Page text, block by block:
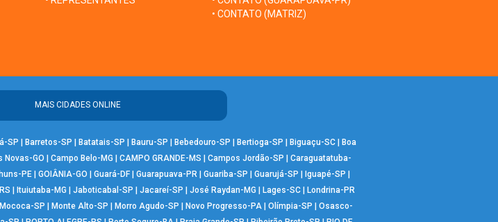
• CONTATO (MATRIZ)
MAIS CIDADES ONLINE
SP | Barretos-SP | Batatais-SP | Bauru-SP | Bebedouro-SP | Bertioga-SP | Biguaçu-SC| Boa
Novas-GO | Campo Belo-MG | CAMPO GRANDE-MS | Campos Jordão-SP | Caraguatatuba-
PE | GOIÂNIA-GO | Guará-DF | Guarapuava-PR | Guariba-SP | Guarujá-SP | Iguapé-SP |
| Ituiutaba-MG | Jaboticabal-SP | Jacareí-SP | José Raydan-MG | Lages-SC| Londrina-PR
Mococa-SP | Monte Alto-SP | Morro Agudo-SP | Novo Progresso-PA | Olímpia-SP | Osasco-